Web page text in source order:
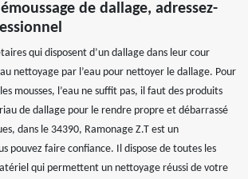
de dallage, adressez-
qui disposent d’un dallage dans leur cour
nettoyage par l’eau pour nettoyer le dallage. Pour
mousses, l’eau ne suffit pas, il faut des produits
de dallage pour le rendre propre et débarrassé
dans le 34390, Ramonage Z.T est un
pouvez faire confiance. Il dispose de toutes les
qui permettent un nettoyage réussi de votre